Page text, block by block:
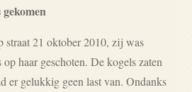
straat 21 oktober 2010, zij was
haar geschoten. De kogels zaten
er gelukkig geen last van. Ondanks